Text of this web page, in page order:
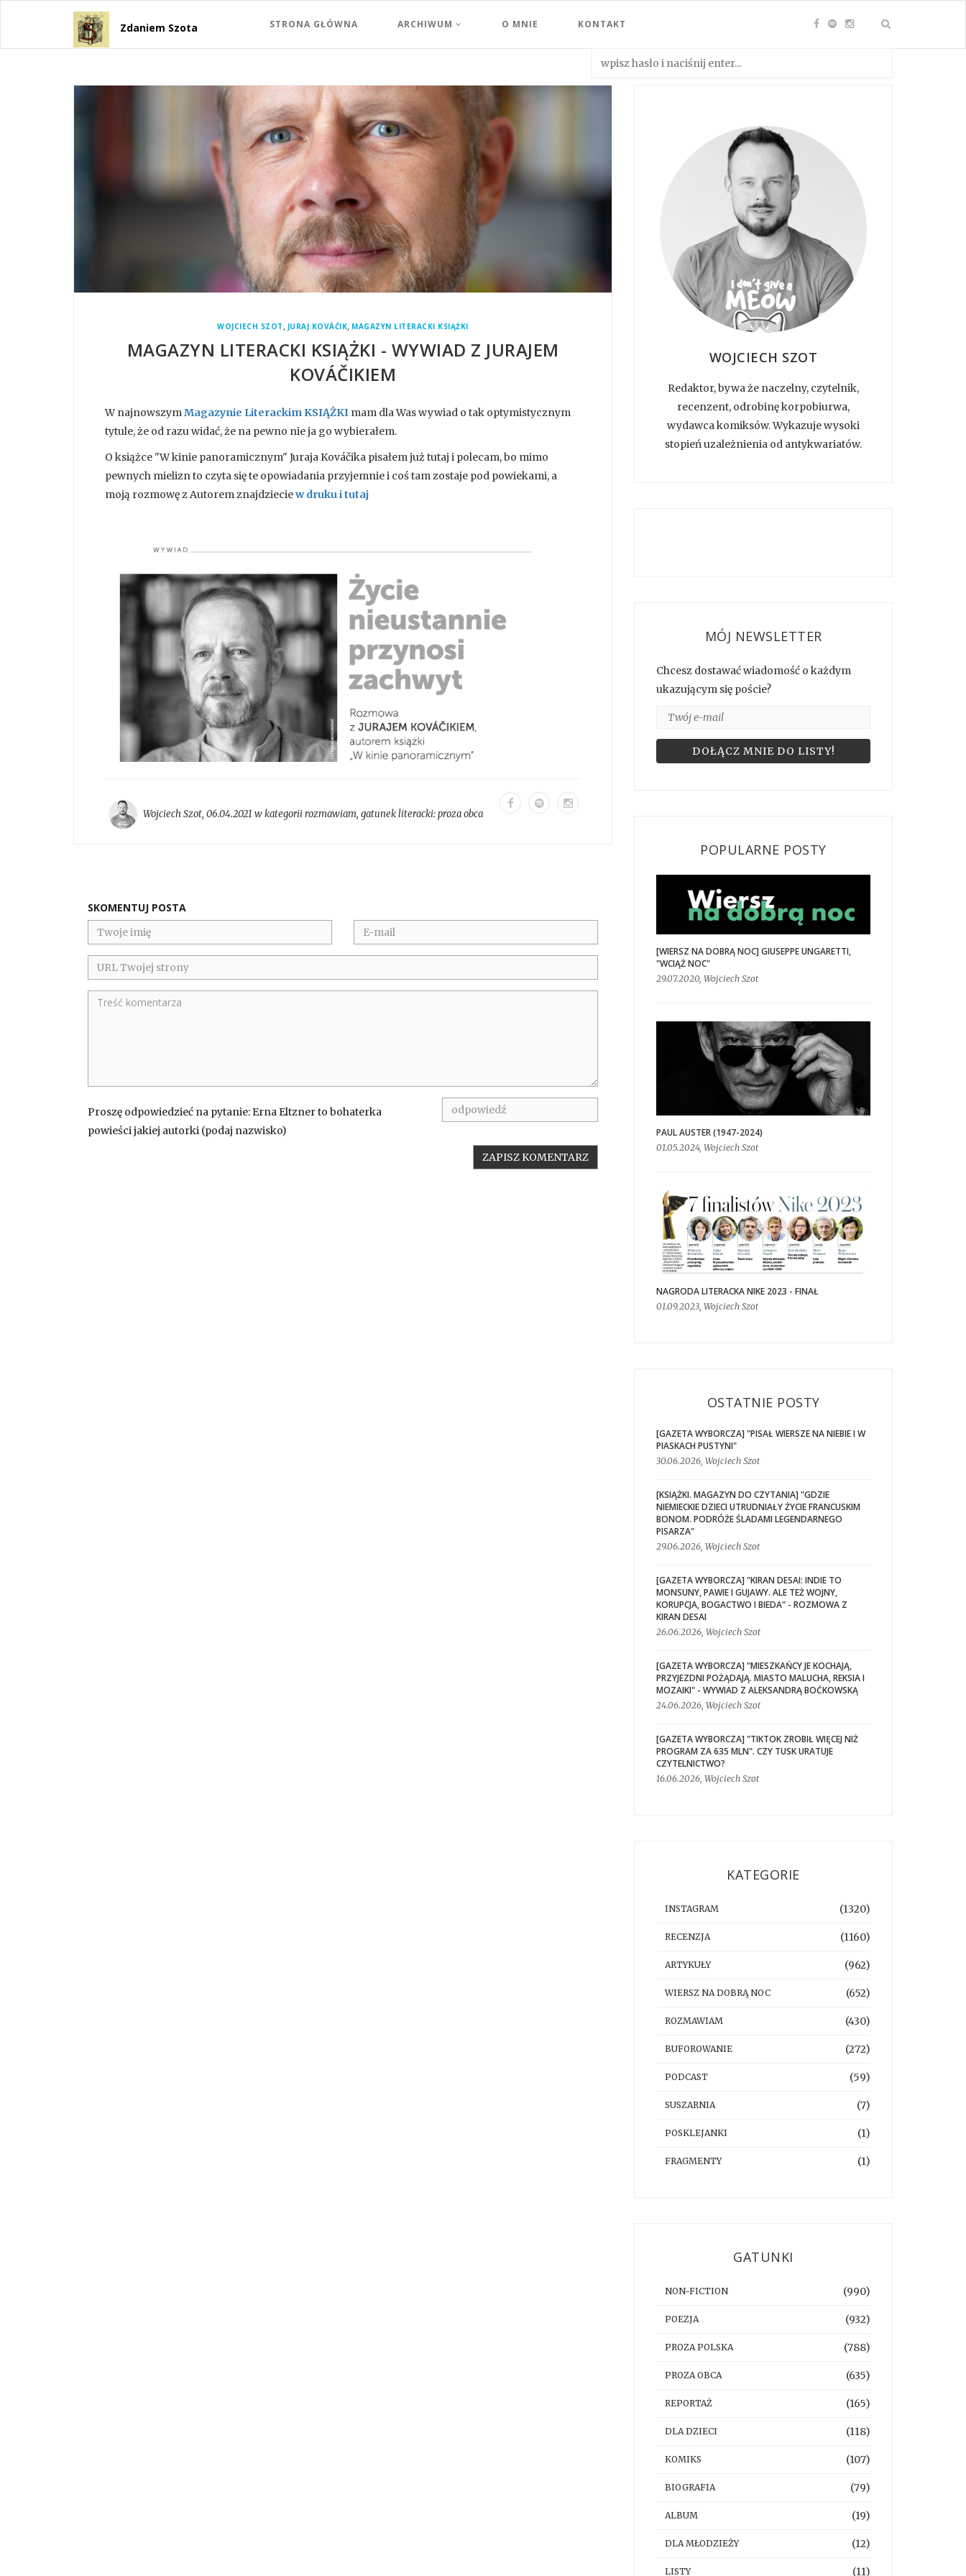
Zdaniem Szota STRONA GŁÓWNA ARCHIWUM O MNIE KONTAKT
WOJCIECH SZOT , JURAJ KOVÁČIK, MAGAZYN LITERACKI KSIĄŻKI
MAGAZYN LITERACKI KSIĄŻKI - WYWIAD Z JURAJEM
KOVÁČIKIEM
W najnowszymMagazynie Literackim KSIĄŻKI mam dla Was wywiad o tak optymistycznym
tytule, że od razu widać, że na pewno nie ja go wybierałem.
O książce "W kinie panoramicznym" Juraja Kováčika pisałem już tutaj i polecam, bo mimo
pewnych mielizn to czyta się te opowiadania przyjemnie i coś tam zostaje pod powiekami, a
moją rozmowę z Autorem znajdzieciew druku i tutaj
Wojciech Szot, 06.04.2021 w kategoriirozmawiam, gatunek literacki:proza obca
SKOMENTUJ POSTA
Proszę odpowiedzieć na pytanie: Erna Eltzner to bohaterka
powieści jakiej autorki (podaj nazwisko)
WOJCIECH SZOT
Redaktor, bywa że naczelny, czytelnik,
recenzent, odrobinę korpobiurwa,
wydawca komiksów. Wykazuje wysoki
stopień uzależnienia od antykwariatów.
MÓJ NEWSLETTER
Chcesz dostawać wiadomość o każdym
ukazującym się poście?
POPULARNE POSTY
[WIERSZ NA DOBRĄ NOC] GIUSEPPE UNGARETTI,
"WCIĄŻ NOC"
29.07.2020, Wojciech Szot
PAUL AUSTER (1947-2024)
01.05.2024, Wojciech Szot
NAGRODA LITERACKA NIKE 2023 - FINAŁ
01.09.2023, Wojciech Szot
OSTATNIE POSTY
[GAZETA WYBORCZA] "PISAŁ WIERSZE NA NIEBIE I W
PIASKACH PUSTYNI"
30.06.2026, Wojciech Szot
[KSIĄŻKI. MAGAZYN DO CZYTANIA] "GDZIE
NIEMIECKIE DZIECI UTRUDNIAŁY ŻYCIE FRANCUSKIM
BONOM. PODRÓŻE ŚLADAMI LEGENDARNEGO
PISARZA"
29.06.2026, Wojciech Szot
[GAZETA WYBORCZA] "KIRAN DESAI: INDIE TO
MONSUNY, PAWIE I GUJAWY. ALE TEŻ WOJNY,
KORUPCJA, BOGACTWO I BIEDA" - ROZMOWA Z
KIRAN DESAI
26.06.2026, Wojciech Szot
[GAZETA WYBORCZA] "MIESZKAŃCY JE KOCHAJĄ,
PRZYJEZDNI POŻĄDAJĄ. MIASTO MALUCHA, REKSIA I
MOZAIKI" - WYWIAD Z ALEKSANDRĄ BOĆKOWSKĄ
24.06.2026, Wojciech Szot
[GAZETA WYBORCZA] "TIKTOK ZROBIŁ WIĘCEJ NIŻ
PROGRAM ZA 635 MLN". CZY TUSK URATUJE
CZYTELNICTWO?
16.06.2026, Wojciech Szot
KATEGORIE
INSTAGRAM (1320)
RECENZJA (1160)
ARTYKUŁY (962)
WIERSZ NA DOBRĄ NOC (652)
ROZMAWIAM (430)
BUFOROWANIE (272)
PODCAST (59)
SUSZARNIA (7)
POSKLEJANKI (1)
FRAGMENTY (1)
GATUNKI
NON-FICTION (990)
POEZJA (932)
PROZA POLSKA (788)
PROZA OBCA (635)
REPORTAŻ (165)
DLA DZIECI (118)
KOMIKS (107)
BIOGRAFIA (79)
ALBUM (19)
DLA MŁODZIEŻY (12)
LISTY (11)